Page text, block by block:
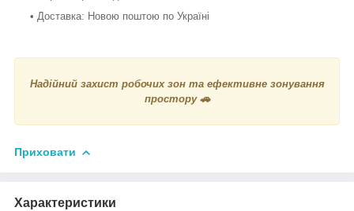
• Доставка: Новою поштою по Україні
Надійний захист робочих зон та ефективне зонування
простору 🚗
Приховати
Характеристики